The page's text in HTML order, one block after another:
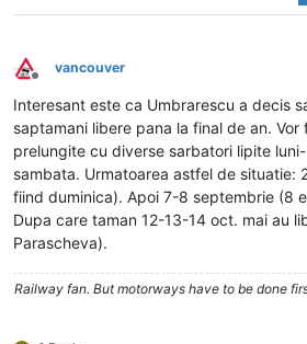
Deconectat
vancouver
Interesant este ca Umbrarescu a decis
saptamani libere pana la final de an.
prelungite cu diverse sarbatori lipite
sambata. Urmatoarea astfel de situatie:
fiind duminica). Apoi 7-8 septembrie (8
Dupa care taman 12-13-14 oct. mai au
Parascheva).
Railway fan. But motorways have to be done